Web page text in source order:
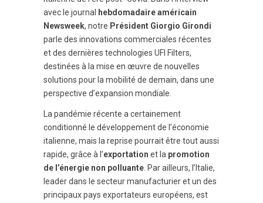
avec le journal hebdomadaire américain
Newsweek, notre Président Giorgio Girondi
parle des innovations commerciales récentes
et des dernières technologies UFI Filters,
destinées à la mise en œuvre de nouvelles
solutions pour la mobilité de demain, dans une
perspective d’expansion mondiale.
La pandémie récente a certainement
conditionné le développement de l’économie
italienne, mais la reprise pourrait être tout aussi
rapide, grâce à l’exportation et la promotion
de l’énergie non polluante. Par ailleurs, l’Italie,
leader dans le secteur manufacturier et un des
principaux pays exportateurs européens, est